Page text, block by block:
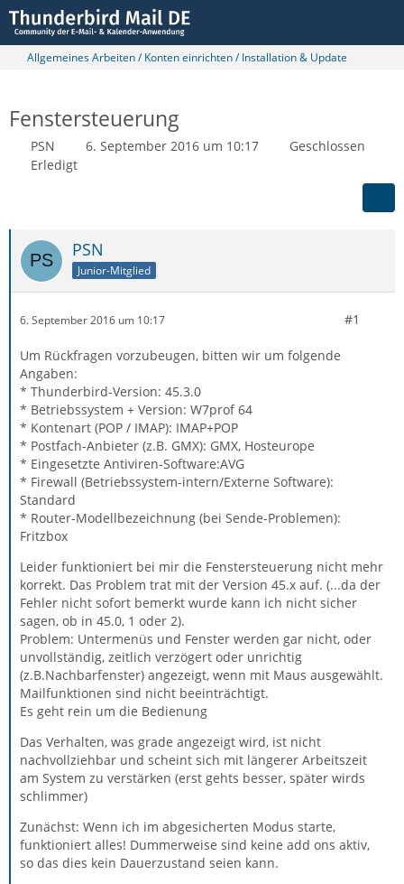
Allgemeines Arbeiten / Konten einrichten / Installation & Update
Fenstersteuerung
PSN 6. September 2016 um 10:17
Geschlossen
Erledigt
PSN
Junior-Mitglied
6. September 2016 um 10:17 #1
Um Rückfragen vorzubeugen, bitten wir um folgende
Angaben:
* Thunderbird-Version: 45.3.0
* Betriebssystem + Version: W7prof 64
* Kontenart (POP / IMAP): IMAP+POP
* Postfach-Anbieter (z.B. GMX): GMX, Hosteurope
* Eingesetzte Antiviren-Software:AVG
* Firewall (Betriebssystem-intern/Externe Software):
Standard
* Router-Modellbezeichnung (bei Sende-Problemen):
Fritzbox
Leider funktioniert bei mir die Fenstersteuerung nicht mehr
korrekt. Das Problem trat mit der Version 45.x auf. (...da der
Fehler nicht sofort bemerkt wurde kann ich nicht sicher
sagen, ob in 45.0, 1 oder 2).
Problem: Untermenüs und Fenster werden gar nicht, oder
unvollständig, zeitlich verzögert oder unrichtig
(z.B.Nachbarfenster) angezeigt, wenn mit Maus ausgewählt.
Mailfunktionen sind nicht beeinträchtigt.
Es geht rein um die Bedienung
Das Verhalten, was grade angezeigt wird, ist nicht
nachvollziehbar und scheint sich mit längerer Arbeitszeit
am System zu verstärken (erst gehts besser, später wirds
schlimmer)
Zunächst: Wenn ich im abgesicherten Modus starte,
funktioniert alles! Dummerweise sind keine add ons aktiv,
so das dies kein Dauerzustand seien kann.